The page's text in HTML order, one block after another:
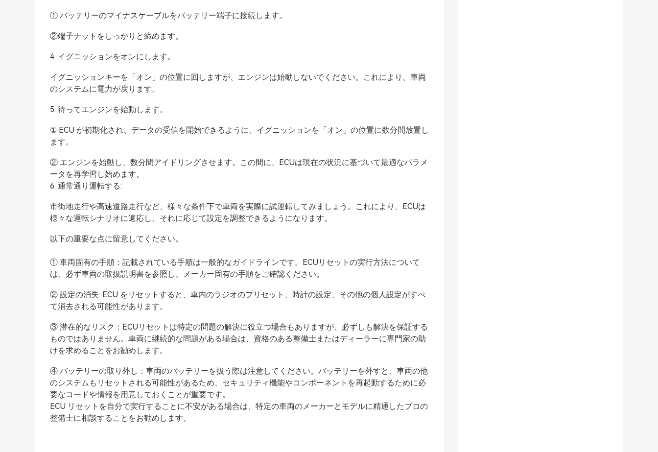
① バッテリーのマイナスケーブルをバッテリー端子に接続します。
②端子ナットをしっかりと締めます。
4. イグニッションをオンにします。
イグニッションキーを「オン」の位置に回しますが、エンジンは始動しないでください。これにより、車両
のシステムに電力が戻ります。
5. 待ってエンジンを始動します。
① ECU が初期化され、データの受信を開始できるように、イグニッションを「オン」の位置に数分間放置し
ます。
② エンジンを始動し、数分間アイドリングさせます。この間に、ECUは現在の状況に基づいて最適なパラメ
ータを再学習し始めます。
6. 通常通り運転する:
市街地走行や高速道路走行など、様々な条件下で車両を実際に試運転してみましょう。これにより、ECUは
様々な運転シナリオに適応し、それに応じて設定を調整できるようになります。
以下の重要な点に留意してください。
① 車両固有の手順：記載されている手順は一般的なガイドラインです。ECUリセットの実行方法について
は、必ず車両の取扱説明書を参照し、メーカー固有の手順をご確認ください。
② 設定の消失: ECU をリセットすると、車内のラジオのプリセット、時計の設定、その他の個人設定がすべ
て消去される可能性があります。
③ 潜在的なリスク：ECUリセットは特定の問題の解決に役立つ場合もありますが、必ずしも解決を保証する
ものではありません。車両に継続的な問題がある場合は、資格のある整備士またはディーラーに専門家の助
けを求めることをお勧めします。
④ バッテリーの取り外し：車両のバッテリーを扱う際は注意してください。バッテリーを外すと、車両の他
のシステムもリセットされる可能性があるため、セキュリティ機能やコンポーネントを再起動するために必
要なコードや情報を用意しておくことが重要です。
ECU リセットを自分で実行することに不安がある場合は、特定の車両のメーカーとモデルに精通したプロの
整備士に相談することをお勧めします。